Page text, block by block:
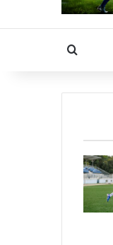
Search for